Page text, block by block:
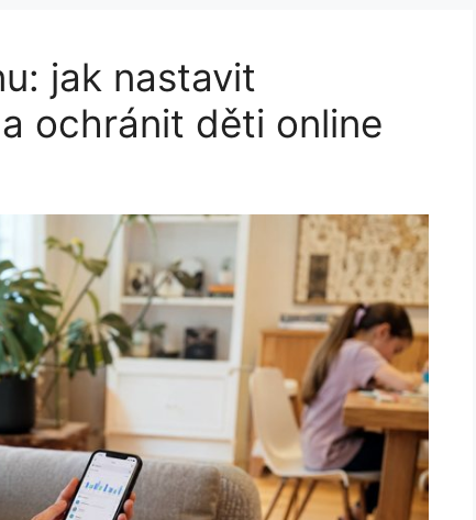
jak nastavit
ochránit děti online